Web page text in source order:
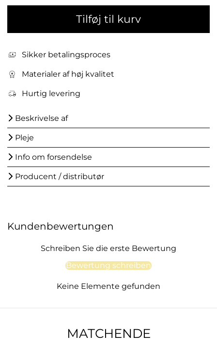
Tilføj til kurv
Sikker betalingsproces
Materialer af høj kvalitet
Hurtig levering
Beskrivelse af
Pleje
Info om forsendelse
Producent / distributør
Kundenbewertungen
Schreiben Sie die erste Bewertung
Bewertung schreiben
Keine Elemente gefunden
MATCHENDE